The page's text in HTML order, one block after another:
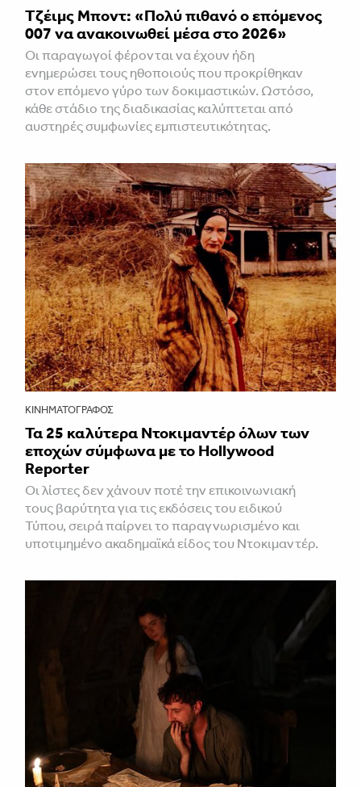
Τζέιμς Μποντ: «Πολύ πιθανό ο επόμενος
007 να ανακοινωθεί μέσα στο 2026»
Οι παραγωγοί φέρονται να έχουν ήδη
ενημερώσει τους ηθοποιούς που προκρίθηκαν
στον επόμενο γύρο των δοκιμαστικών. Ωστόσο,
κάθε στάδιο της διαδικασίας καλύπτεται από
αυστηρές συμφωνίες εμπιστευτικότητας.
ΚΙΝΗΜΑΤΟΓΡΆΦΟΣ
Τα 25 καλύτερα Ντοκιμαντέρ όλων των
εποχών σύμφωνα με το Hollywood
Reporter
Οι λίστες δεν χάνουν ποτέ την επικοινωνιακή
τους βαρύτητα για τις εκδόσεις του ειδικού
Τύπου, σειρά παίρνει το παραγνωρισμένο και
υποτιμημένο ακαδημαϊκά είδος του Ντοκιμαντέρ.